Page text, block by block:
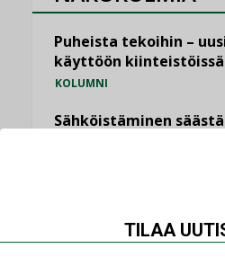
Puheista tekoihin –
käyttöön kiinteistöissä
KOLUMNI
Sähköistäminen
TILAA